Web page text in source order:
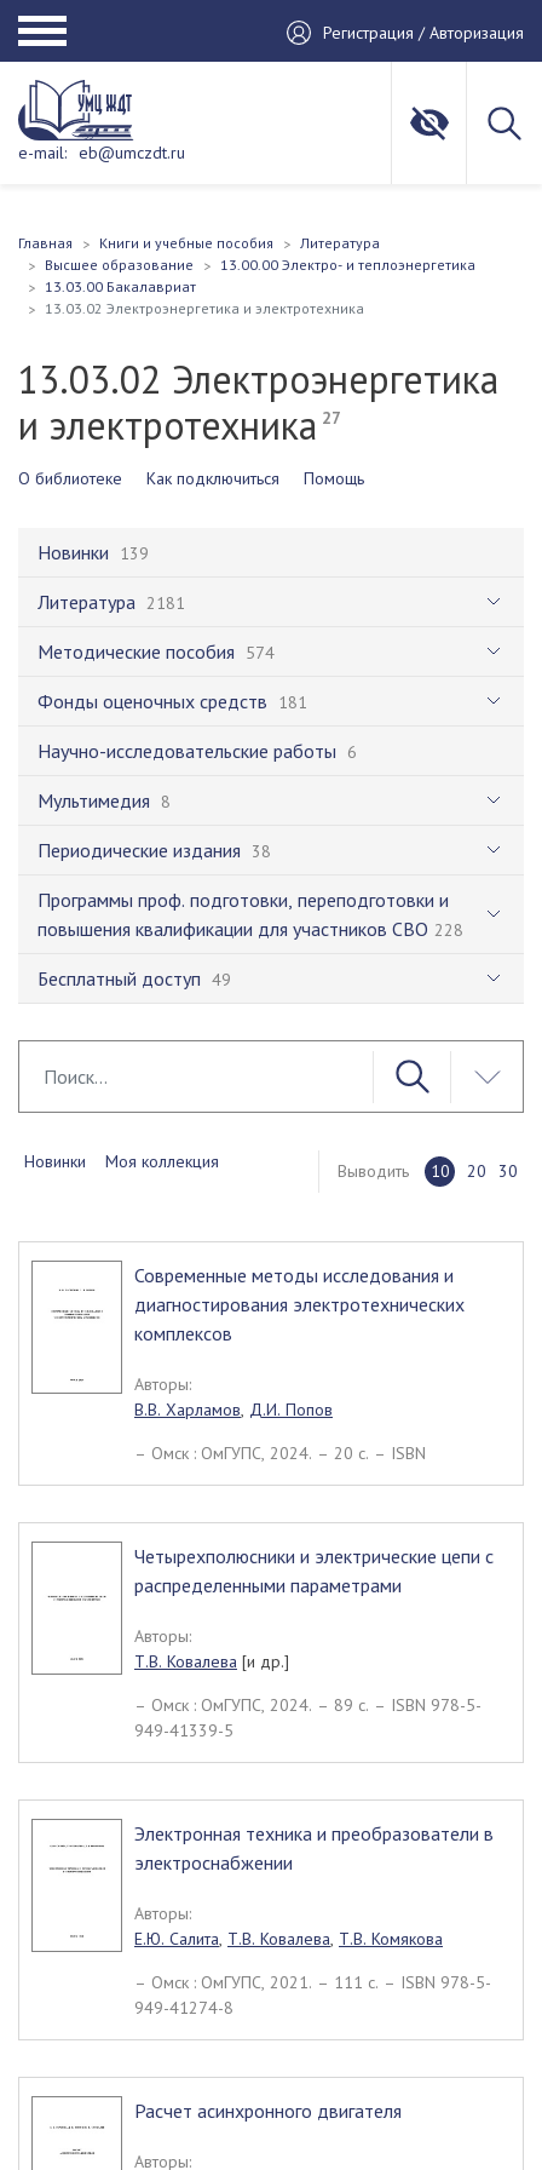
Регистрация / Авторизация
e-mail: eb@umczdt.ru
Главная Книги и учебные пособия
Литература
Высшее образование
13.00.00 Электро- и теплоэнергетика
13.03.00 Бакалавриат
13.03.02 Электроэнергетика и электротехника
13.03.02 Электроэнергетика
и электротехника27
О библиотеке Как подключиться Помощь
Новинки 139
Литература 2181
Методические пособия 574
Фонды оценочных средств 181
Научно-исследовательские работы 6
Мультимедия 8
Периодические издания 38
Программы проф. подготовки, переподготовки и
повышения квалификации для участников СВО 228
Бесплатный доступ 49
Новинки Моя коллекция Выводить 10 20 30
Современные методы исследования и
диагностирования электротехнических
комплексов
Авторы:
В.В. Харламов, Д.И. Попов
– Омск : ОмГУПС, 2024. – 20 c. – ISBN
Четырехполюсники и электрические цепи с
распределенными параметрами
Авторы:
Т.В. Ковалева [и др.]
– Омск : ОмГУПС, 2024. – 89 c. – ISBN 978-5-
949-41339-5
Электронная техника и преобразователи в
электроснабжении
Авторы:
Е.Ю. Салита, Т.В. Ковалева, Т.В. Комякова
– Омск : ОмГУПС, 2021. – 111 c. – ISBN 978-5-
949-41274-8
Расчет асинхронного двигателя
Авторы: